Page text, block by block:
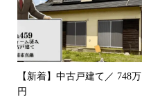
【新着】中古戸建て／ 748万
円